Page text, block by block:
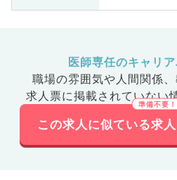
医師専任のキャリ
職場の雰囲気や人間関係、
求人票に掲載されていない
この求人に似ている求